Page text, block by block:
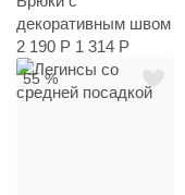
декоративным швом
2 190 Р 1 314 Р
55 %